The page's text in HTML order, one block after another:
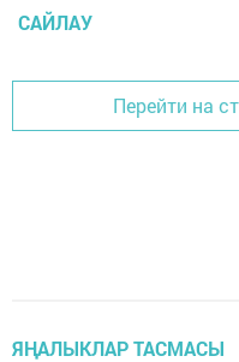
САЙЛАУ
Перейти на
ЯҢАЛЫКЛАР ТАСМАСЫ